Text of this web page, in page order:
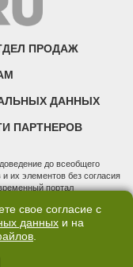
ПРОДАЖ
ДАННЫХ
ПАРТНЕРОВ
до всеобщего
их элементов без согласия
портал
и массовых коммуникаций
- 76634 от 02.09.2019
"66.ру". Юридический
620014, Свердловская
свое согласие с
данных и на
.